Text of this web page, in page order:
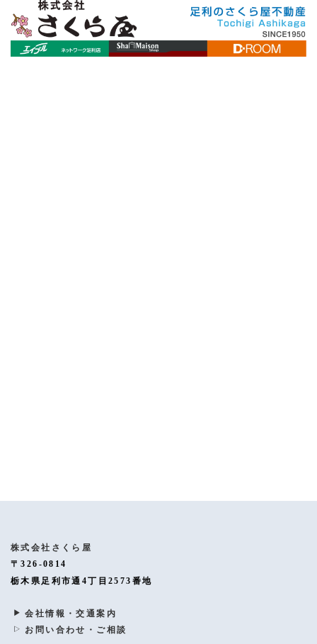
株式会社さくら屋
〒326-0814
栃木県足利市通4丁目2573番地
会社情報・交通案内
お問い合わせ・ご相談